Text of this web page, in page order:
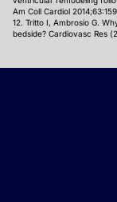
Am Coll Cardiol
12. Tritto I, Ambrosio G.
bedside? Cardiovasc Res